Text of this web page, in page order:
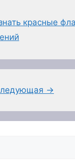
красные
→